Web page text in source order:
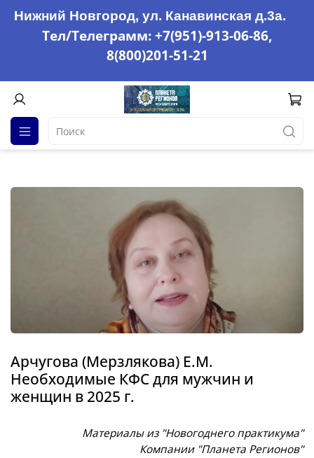
Нижний Новгород, ул. Канавинская д.3а.
Тел/Телеграмм: +7(951)-913-06-86,
8(800)201-51-21
Арчугова (Мерзлякова) Е.М.
Необходимые КФС для мужчин и
женщин в 2025 г.
Материалы из "Новогоднего практикума"
Компании "Планета Регионов"